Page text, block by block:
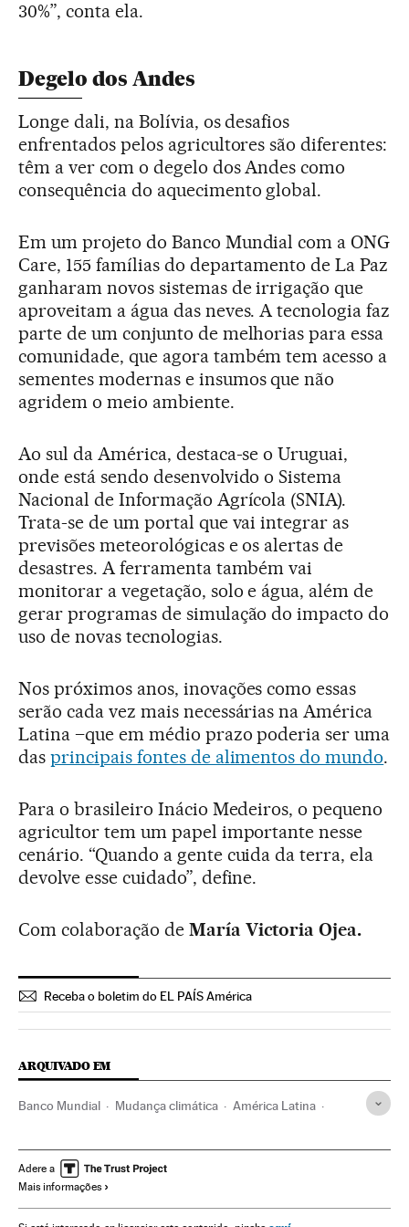
30%”, conta ela.
Degelo dos Andes
Longe dali, na Bolívia, os desafios
enfrentados pelos agricultores são diferentes:
têm a ver com o degelo dos Andes como
consequência do aquecimento global.
Em um projeto do Banco Mundial com a ONG
Care, 155 famílias do departamento de La Paz
ganharam novos sistemas de irrigação que
aproveitam a água das neves. A tecnologia faz
parte de um conjunto de melhorias para essa
comunidade, que agora também tem acesso a
sementes modernas e insumos que não
agridem o meio ambiente.
Ao sul da América, destaca-se o Uruguai,
onde está sendo desenvolvido o Sistema
Nacional de Informação Agrícola (SNIA).
Trata-se de um portal que vai integrar as
previsões meteorológicas e os alertas de
desastres. A ferramenta também vai
monitorar a vegetação, solo e água, além de
gerar programas de simulação do impacto do
uso de novas tecnologias.
Nos próximos anos, inovações como essas
serão cada vez mais necessárias na América
Latina –que em médio prazo poderia ser uma
das principais fontes de alimentos do mundo.
Para o brasileiro Inácio Medeiros, o pequeno
agricultor tem um papel importante nesse
cenário. “Quando a gente cuida da terra, ela
devolve esse cuidado”, define.
Com colaboração deMaría Victoria Ojea.
Receba o boletim do EL PAÍS América
ARQUIVADO EM
Banco Mundial Mudança climática América Latina
Organizações internacionais
Relações exteriores
Adere a
Mais informações